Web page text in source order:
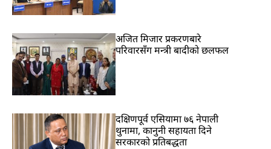
अजित मिजार प्रकरणबारे
परिवारसँग मन्त्री बादीको छलफल
दक्षिणपूर्व एसियामा ७६ नेपाली
थुनामा, कानुनी सहायता दिने
सरकारको प्रतिबद्धता